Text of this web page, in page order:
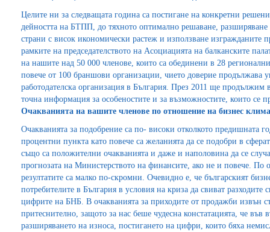
Целите ни за следващата година са постигане на конкретни
дейността на БТПП, до тяхното оптимално решаване,
страни с висок икономически растеж и използване изгражданите
рамките на председателството на Асоциацията на балканските
на нашите над 50 000 членове, които са обединени в 28
повече от 100 браншови организации, чието доверие продължава
работодателска организация в България. През 2011 ще продължим
точна информация за особеностите и за възможностите, които се
Очакванията на вашите членове по отношение на бизнес
Очакванията за подобрение са по- високи отколкото предишната
процентни пункта като повече са желанията да се подобри в
също са положителни очакванията и даже и наполовина да се
прогнозата на Министерството на финансите, ако не и повече. По
резултатите са малко по-скромни. Очевидно е, че българският
потребителите в България в условия на криза да свиват разходите
цифрите на БНБ. В очакванията за приходите от продажби извън
притеснително, защото за нас беше чудесна констатацията, че
разширяването на износа, постигането на цифри, които бяха